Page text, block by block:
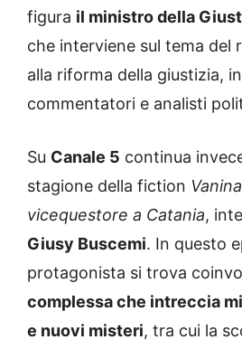
figura il ministro della
che interviene sul tema del
alla riforma della giustizia,
commentatori e analisti
Su Canale 5 continua
stagione della fiction
vicequestore a Catania,
Giusy Buscemi. In questo
protagonista si trova
complessa che intreccia
e nuovi misteri, tra cui la